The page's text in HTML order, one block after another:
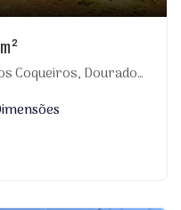
Dourados-MS